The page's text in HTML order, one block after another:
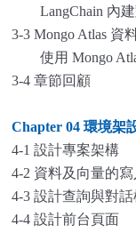
LangChain 內建
3-3 Mongo Atlas 資
使用 Mongo
3-4 章節回顧
Chapter 04 環境架
4-1 設計專案架構
4-2 資料及向量的寫
4-3 設計查詢與對話
4-4 設計前台頁面